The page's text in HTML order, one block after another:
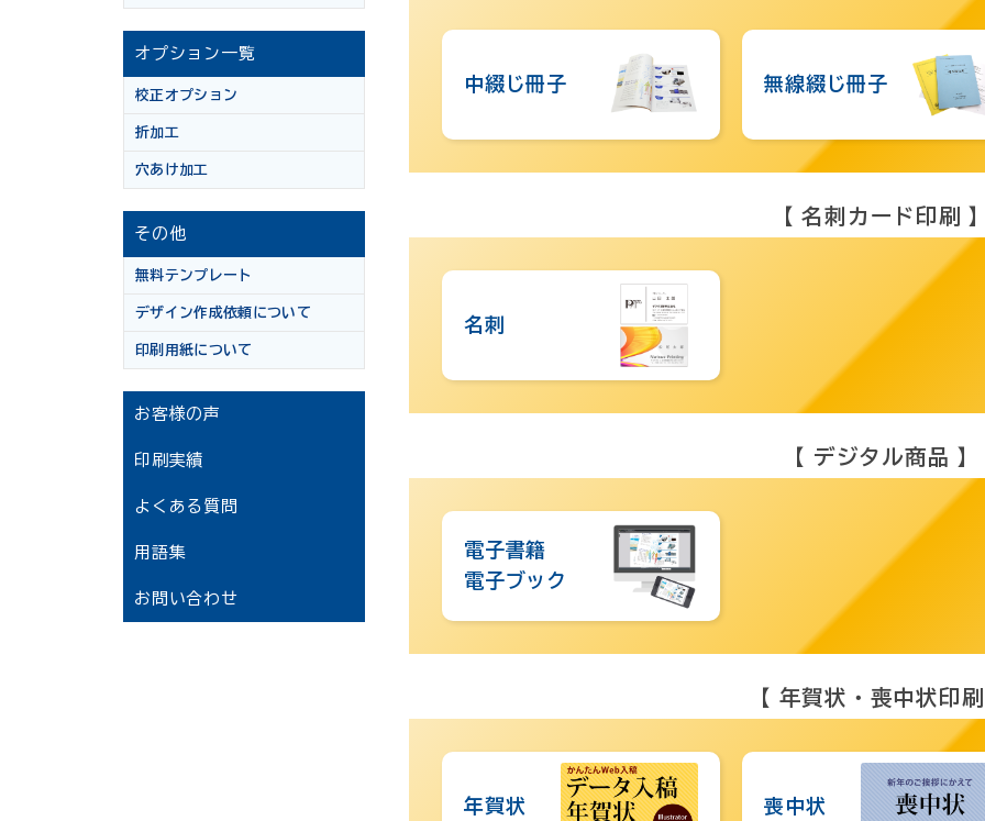
オプション一覧
校正オプション
折加工
穴あけ加工
その他
無料テンプレート
デザイン作成依頼について
印刷用紙について
お客様の声
印刷実績
よくある質問
用語集
お問い合わせ
中綴じ冊子 無線綴じ冊子
【 名刺カード印刷
名刺
【 デジタル商品 】
電子書籍
電子ブック
【 年賀状・喪中状印
年賀状 喪中状